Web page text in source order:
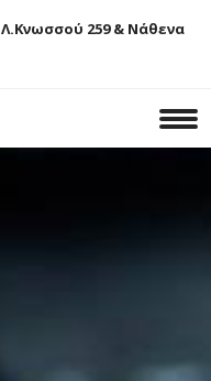
Λ.Κνωσσού 259 & Νάθενα